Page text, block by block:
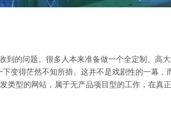
到的问题。很多人本来准备做一个全定制、高
变得茫然不知所措。这并不是戏剧性的一幕，
类型的网站，属于无产品项目型的工作，在真
计师、程序人员成本不等，所以报出来千差万别